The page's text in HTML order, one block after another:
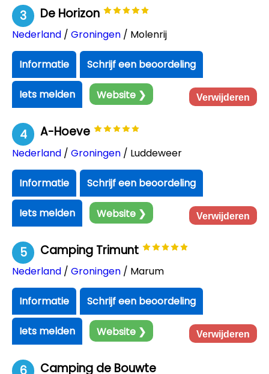
3 De Horizon
Nederland / Groningen / Molenrij
Informatie Schrijf een beoordeling
Iets melden Website ❯ Verwijderen
4 A-Hoeve
Nederland / Groningen / Luddeweer
Informatie Schrijf een beoordeling
Iets melden Website ❯ Verwijderen
5 Camping Trimunt
Nederland / Groningen / Marum
Informatie Schrijf een beoordeling
Iets melden Website ❯ Verwijderen
Camping de Bouwte